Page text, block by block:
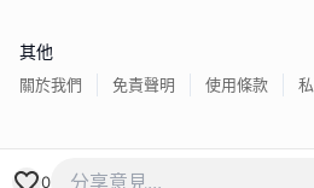
0
其他
關於我們 免責聲明 使用條款
香港經濟日報版權所有©